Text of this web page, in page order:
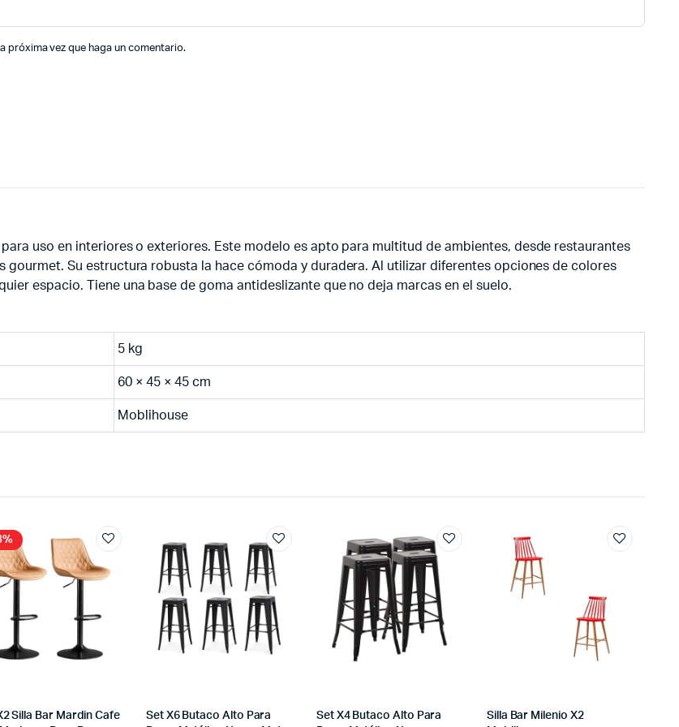
próxima vez que haga un comentario.
uso en interiores o exteriores. Este modelo es apto para multitud de ambientes, desde restaurantes
Su estructura robusta la hace cómoda y duradera. Al utilizar diferentes opciones de colores
espacio. Tiene una base de goma antideslizante que no deja marcas en el suelo.
5 kg
60 × 45 × 45 cm
Moblihouse
Silla Bar Mardin Cafe
Set X6 Butaco Alto Para
Set X4 Butaco Alto Para
Silla Bar Milenio X2